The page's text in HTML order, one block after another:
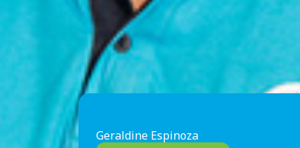
Geraldine Espinoza